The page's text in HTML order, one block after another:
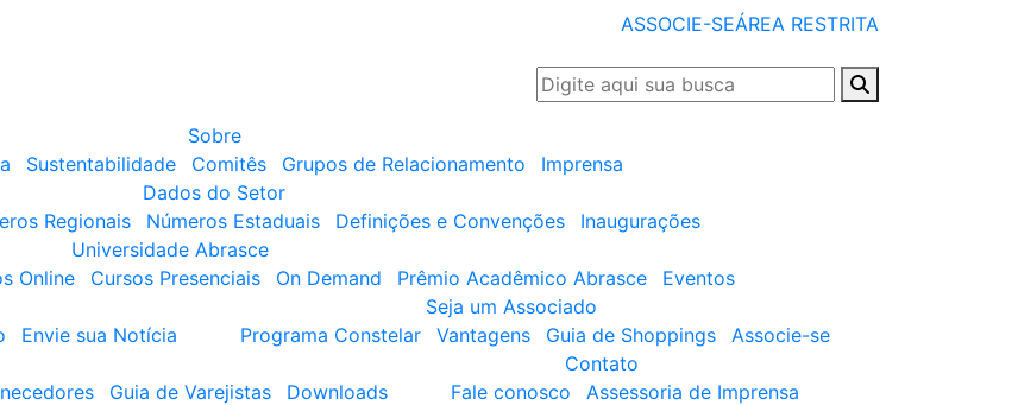
ASSOCIE-SEÁREA RESTRITA
Sobre
Sustentabilidade Comitês Grupos de Relacionamento
Imprensa
Dados do Setor
Regionais Números Estaduais Definições e Convenções
Inaugurações
Universidade Abrasce
Online Cursos Presenciais On Demand Prêmio Acadêmico Abrasce
Eventos
Envie sua Notícia
Seja um Associado
Programa Constelar
Vantagens Guia de Shoppings
Associe-se
Guia de Varejistas Downloads
Contato
Fale conosco
Assessoria de Imprensa